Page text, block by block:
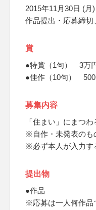
2015年11月30日 (月)
作品提出・応募締切
賞
●特賞（1句） 3万
●佳作（10句） 500
募集内容
「住まい」にまつわ
※自作・未発表のも
※必ず本人が入力す
提出物
●作品
※応募は一人何作品